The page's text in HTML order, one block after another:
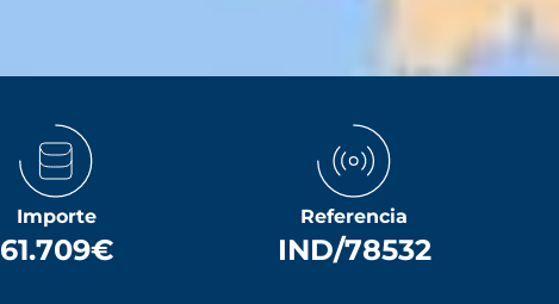
Importe
61.709€
Referencia
IND/78532